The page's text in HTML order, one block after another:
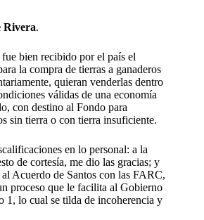
Rivera.
fue bien recibido por el país el
la compra de tierras a ganaderos
quieran venderlas dentro
válidas de una economía
con destino al Fondo para
sin tierra o con tierra insuficiente.
en lo personal: a la
de cortesía, me dio las gracias; y
Acuerdo de Santos con las FARC,
proceso que le facilita al Gobierno
1, lo cual se tilda de incoherencia y